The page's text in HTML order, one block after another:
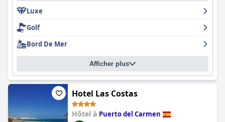
Luxe
Golf
Bord De Mer
Afficher plus
Hotel Las Costas
Hôtel à Puerto del Carmen